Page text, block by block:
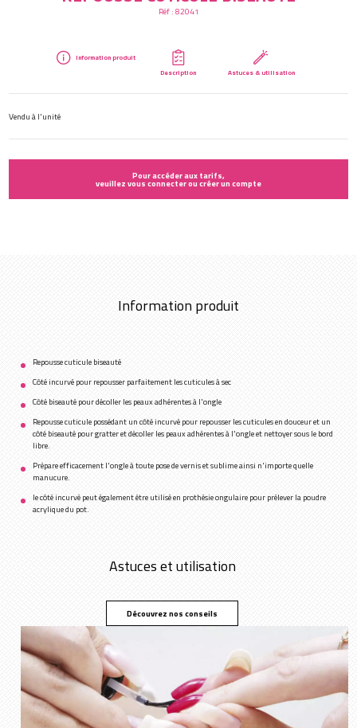
Réf :82041
Information produit
Description
Astuces & utilisation
Vendu à l'unité
Pour accéder aux tarifs,
veuillez vous connecter ou créer un compte
Information produit
Repousse cuticule biseauté
Côté incurvé pour repousser parfaitement les cuticules à sec
Côté biseauté pour décoller les peaux adhérentes à l'ongle
Repousse cuticule possédant un côté incurvé pour repousser les cuticules en douceur et un
côté biseauté pour gratter et décoller les peaux adhérentes à l'ongle et nettoyer sous le bord
libre.
Prépare efficacement l'ongle à toute pose de vernis et sublime ainsi n'importe quelle
manucure.
le côté incurvé peut également être utilisé en prothésie ongulaire pour prélever la poudre
acrylique du pot.
Astuces et utilisation
Découvrez nos conseils